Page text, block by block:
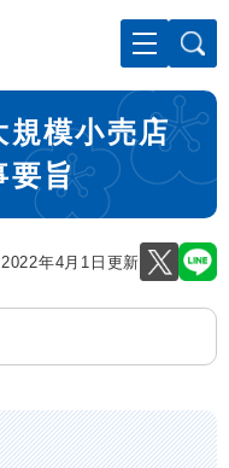
本文へ
規模小売店
要旨
年4月1日更新